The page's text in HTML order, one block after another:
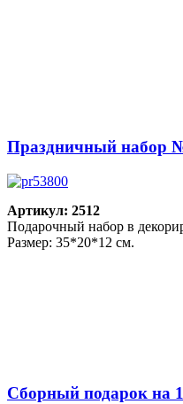
Праздничный набор
Артикул: 2512
Подарочный набор в
Размер: 35*20*12 см.
Сборный подарок на